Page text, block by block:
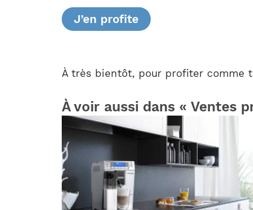
J’en profite
À très bientôt, pour profiter comme
À voir aussi dans « Ventes